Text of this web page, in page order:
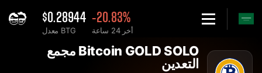
$0.28944
معدل BTG
-20.83%
أخر 24 ساعة
فردي BTG Bitcoin GOLD مجمع التعدين - 2Miners
Bitcoin GOLD SOLO مجمع
التعدين